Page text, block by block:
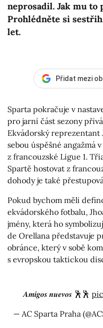
neprosadil. Jak mu to
Prohlédněte si
let.
Přidat mezi
Sparta pokračuje v
pro jarní část sezony
Ekvádorský reprezentant
sebou úspěšné angažmá
z francouzské Ligue 1.
Spartě hostovat z
dohody je také
Pokud bychom měli
ekvádorského fotbalu,
jmény, která ho
de Orellana představuje
obránce, který v sobě
s evropskou taktickou
𝑨𝒎𝒊𝒈𝒐𝒔 𝒏𝒖𝒆𝒗𝒐𝒔 🕺🕺
— AC Sparta Praha